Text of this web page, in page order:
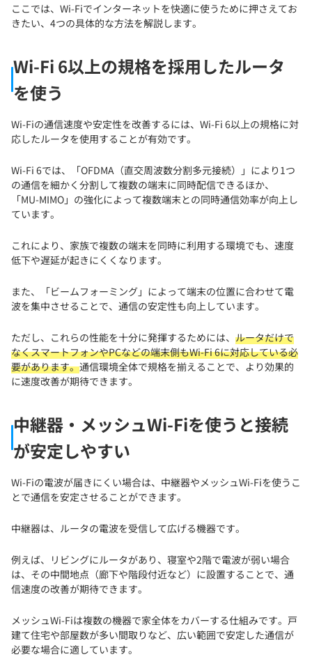
ここでは、Wi-Fiでインターネットを快適に使うために押さえてお
きたい、4つの具体的な方法を解説します。
Wi-Fi 6以上の規格を採用したルータ
を使う
Wi-Fiの通信速度や安定性を改善するには、Wi-Fi 6以上の規格に対
応したルータを使用することが有効です。
Wi-Fi 6では、「OFDMA（直交周波数分割多元接続）」により1つ
の通信を細かく分割して複数の端末に同時配信できるほか、
「MU-MIMO」の強化によって複数端末との同時通信効率が向上し
ています。
これにより、家族で複数の端末を同時に利用する環境でも、速度
低下や遅延が起きにくくなります。
また、「ビームフォーミング」によって端末の位置に合わせて電
波を集中させることで、通信の安定性も向上しています。
ただし、これらの性能を十分に発揮するためには、 ルータだけで
なくスマートフォンやPCなどの端末側もWi-Fi 6に対応している必
要があります。通信環境全体で規格を揃えることで、より効果的
に速度改善が期待できます。
中継器・メッシュWi-Fiを使うと接続
が安定しやすい
Wi-Fiの電波が届きにくい場合は、中継器やメッシュWi-Fiを使うこ
とで通信を安定させることができます。
中継器は、ルータの電波を受信して広げる機器です。
例えば、リビングにルータがあり、寝室や2階で電波が弱い場合
は、その中間地点（廊下や階段付近など）に設置することで、通
信速度の改善が期待できます。
メッシュWi-Fiは複数の機器で家全体をカバーする仕組みです。戸
建て住宅や部屋数が多い間取りなど、広い範囲で安定した通信が
必要な場合に適しています。